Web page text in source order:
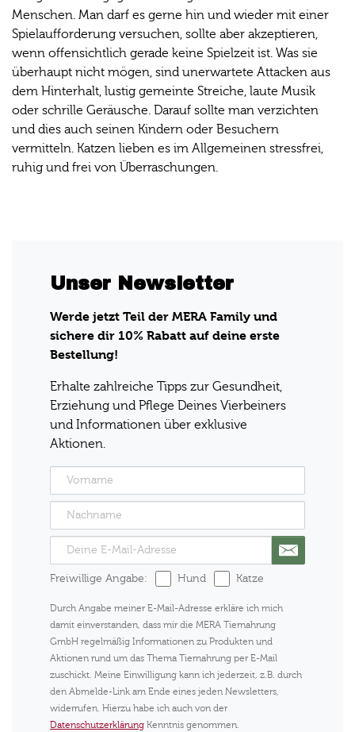
Menschen. Man darf es gerne hin und wieder mit einer
Spielaufforderung versuchen, sollte aber akzeptieren,
wenn offensichtlich gerade keine Spielzeit ist. Was sie
überhaupt nicht mögen, sind unerwartete Attacken aus
dem Hinterhalt, lustig gemeinte Streiche, laute Musik
oder schrille Geräusche. Darauf sollte man verzichten
und dies auch seinen Kindern oder Besuchern
vermitteln. Katzen lieben es im Allgemeinen stressfrei,
ruhig und frei von Überraschungen.
Unser Newsletter
Werde jetzt Teil der MERA Family und
sichere dir 10% Rabatt auf deine erste
Bestellung!
Erhalte zahlreiche Tipps zur Gesundheit,
Erziehung und Pflege Deines Vierbeiners
und Informationen über exklusive
Aktionen.
Freiwillige Angabe: Hund Katze
Durch Angabe meiner E-Mail-Adresse erkläre ich mich
damit einverstanden, dass mir die MERA Tiernahrung
GmbH regelmäßig Informationen zu Produkten und
Aktionen rund um das Thema Tiernahrung per E-Mail
zuschickt. Meine Einwilligung kann ich jederzeit, z.B. durch
den Abmelde-Link am Ende eines jeden Newsletters,
widerrufen. Hierzu habe ich auch von der
Datenschutzerklärung Kenntnis genommen.